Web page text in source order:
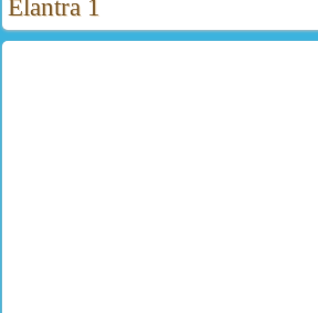
Elantra 1